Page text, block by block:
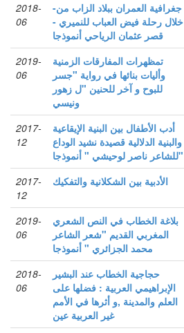
2018-
06
-جغرافية العمران ببلاد الزاب من
خلال رحلة فيض العباب للنميري -
قصر عثمان الرياحي أنموذجا
2019-
06
تمظهرات المفارقات الزمنية
وأليات بنائها في رواية "جسر
للبوح و آخر للحنين "ل زهور
ونيسي
2017-
12
أدب الأطفال بين البنية الإيقاعية
والبنية الدلالية قصيدة نشيد الوداع
"للشاعر ناصر لوحيشي " أنموذجا
2017-
12
الأدبية بين الشكلانية والتفكيك
2019-
06
بلاغة الخطاب في النص الشعري
المغربي القديم "شعر الشاعر
محمد الجزائري " أنموذجا
2018-
06
حجاجية الخطاب عند البشير
الإبراهيمي العربية : فضلها على
العلم والمدينة ,و أثرها في الأمم
غير العربية عين